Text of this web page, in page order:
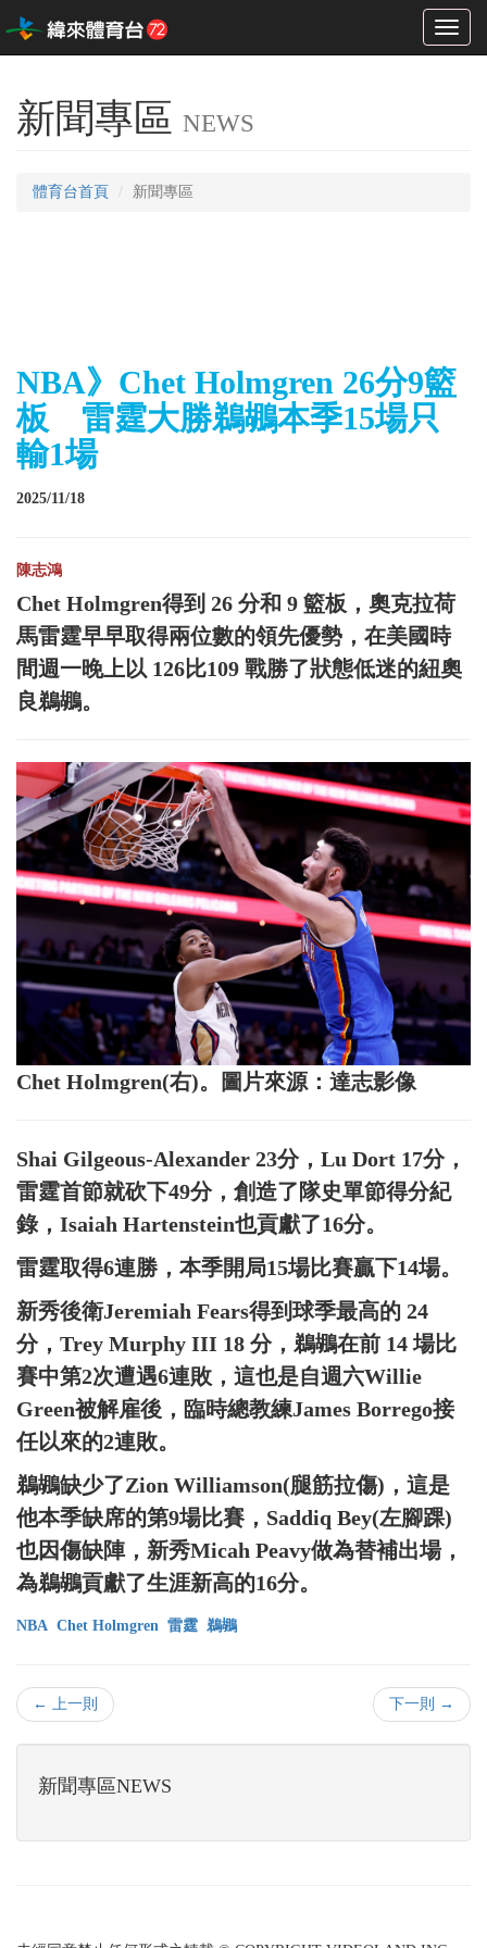
Toggle
新聞專區 NEWS
體育台首頁 新聞專區
NBA》Chet Holmgren 26分9籃
板 雷霆大勝鵜鶘本季15場只
輸1場
2025/11/18
陳志鴻
Chet Holmgren得到 26 分和 9 籃板，奧克拉荷
馬雷霆早早取得兩位數的領先優勢，在美國時
間週一晚上以 126比109 戰勝了狀態低迷的紐奧
良鵜鶘。
Chet Holmgren(右)。圖片來源：達志影像
Shai Gilgeous-Alexander 23分，Lu Dort 17分，
雷霆首節就砍下49分，創造了隊史單節得分紀
錄，Isaiah Hartenstein也貢獻了16分。
雷霆取得6連勝，本季開局15場比賽贏下14場。
新秀後衛Jeremiah Fears得到球季最高的 24
分，Trey Murphy III 18 分，鵜鶘在前 14 場比
賽中第2次遭遇6連敗，這也是自週六Willie
Green被解雇後，臨時總教練James Borrego接
任以來的2連敗。
鵜鶘缺少了Zion Williamson(腿筋拉傷)，這是
他本季缺席的第9場比賽，Saddiq Bey(左腳踝)
也因傷缺陣，新秀Micah Peavy做為替補出場，
為鵜鶘貢獻了生涯新高的16分。
NBA Chet Holmgren 雷霆 鵜鶘
← 上一則 下一則 →
新聞專區NEWS